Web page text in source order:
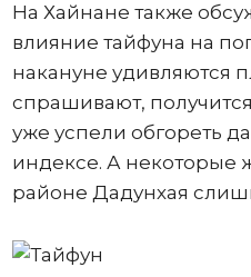
На Хайнане также
влияние тайфуна на
накануне удивляются
спрашивают,
уже успели обгореть
индексе. А некоторые
районе Дадунхая